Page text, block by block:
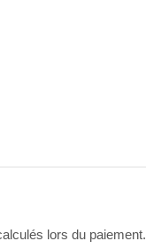
lors du paiement.